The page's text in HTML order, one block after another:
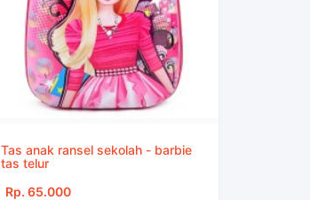
Tas anak ransel sekolah - barbie
tas telur
Rp. 65.000